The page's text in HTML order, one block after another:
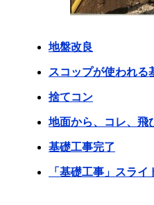
地盤改良
スコップが使われる
捨てコン
地面から、コレ、飛
基礎工事完了
「基礎工事」スライ